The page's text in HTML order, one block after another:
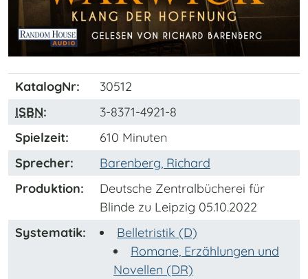
KatalogNr:
30512
ISBN:
3-8371-4921-8
Spielzeit:
610 Minuten
Sprecher:
Barenberg, Richard
Produktion:
Deutsche Zentralbücherei für
Blinde zu Leipzig 05.10.2022
Systematik:
Belletristik (D)
Romane, Erzählungen und
Novellen (DR)